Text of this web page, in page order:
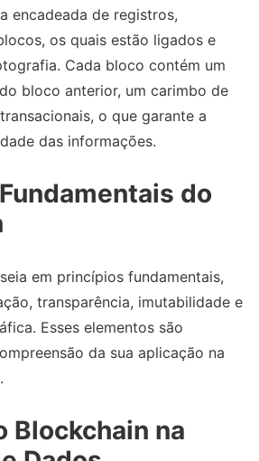
encadeada de registros,
os quais estão ligados e
Cada bloco contém um
bloco anterior, um carimbo de
o que garante a
das informações.
do
em princípios fundamentais,
transparência, imutabilidade e
Esses elementos são
da sua aplicação na
Blockchain na